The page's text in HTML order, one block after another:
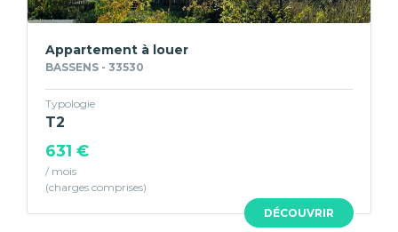
DÉCOUVRIR
Appartement à louer
BASSENS - 33530
Typologie
T2
631 €
/ mois